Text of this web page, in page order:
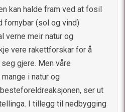
kan halde fram ved at fosil
fornybar (sol og vind)
verne meir natur og
vere rakettforskar for å
gjere. Men våre
i natur og
ser ut
I tillegg til nedbygging